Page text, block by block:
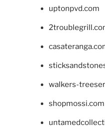
uptonpvd.com
walkers-
shopmossi.com